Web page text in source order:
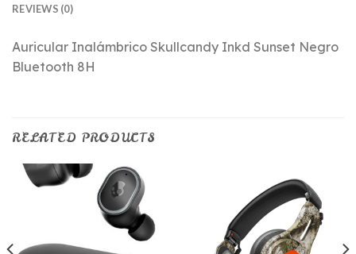
REVIEWS (0)
Auricular Inalámbrico Skullcandy Inkd Sunset Negro
Bluetooth 8H
RELATED PRODUCTS